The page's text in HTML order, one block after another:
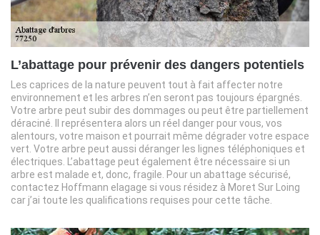
L’abattage pour prévenir des dangers potentiels
Les caprices de la nature peuvent tout à fait affecter notre
environnement et les arbres n’en seront pas toujours épargnés.
Votre arbre peut subir des dommages ou peut être partiellement
déraciné. Il représentera alors un réel danger pour vous, vos
alentours, votre maison et pourrait même dégrader votre espace
vert. Votre arbre peut aussi déranger les lignes téléphoniques et
électriques. L’abattage peut également être nécessaire si un
arbre est malade et, donc, fragile. Pour un abattage sécurisé,
contactez Hoffmann elagage si vous résidez à Moret Sur Loing
car j’ai toute les qualifications requises pour cette tâche.